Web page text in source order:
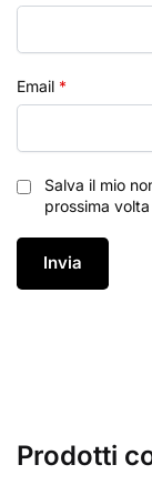
Email *
Salva il mio
prossima
Prodotti